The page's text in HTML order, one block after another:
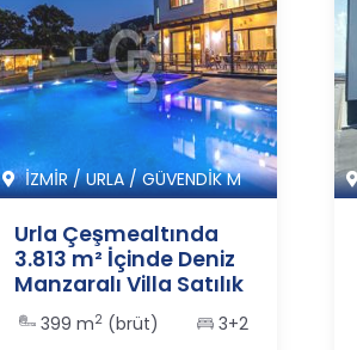
İZMİR/URLA/GÜVENDİK M
Urla Çeşmealtında
3.813 m² İçinde Deniz
Manzaralı Villa Satılık
- 365555
399 m2 (brüt) 3+2